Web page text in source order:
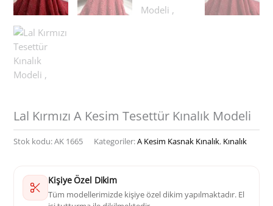
Lal Kırmızı A Kesim Tesettür Kınalık Modeli
Stok kodu:AK 1665 Kategoriler:A Kesim Kasnak Kınalık, Kınalık
Kişiye Özel Dikim
Tüm modellerimizde kişiye özel dikim yapılmaktadır. El